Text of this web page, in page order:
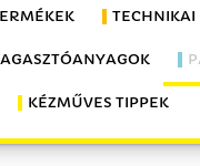
TECHNIKAI
KÉZMŰVES TIPPEK